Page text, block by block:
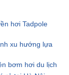
hơi Tadpole
xu hướng lựa
bơm hơi du lịch